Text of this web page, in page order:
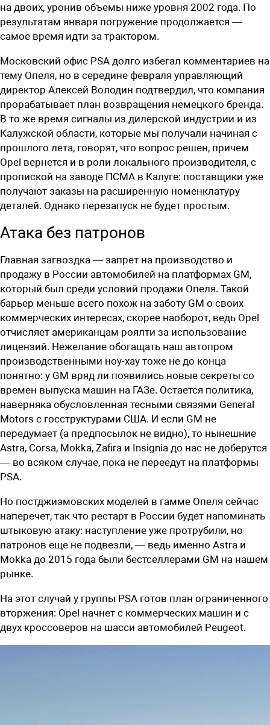
на двоих, уронив объемы ниже уровня 2002 года. По
результатам января погружение продолжается —
самое время идти за трактором.
Московский офис PSA долго избегал комментариев на
тему Опеля, но в середине февраля управляющий
директор Алексей Володин подтвердил, что компания
прорабатывает план возвращения немецкого бренда.
В то же время сигналы из дилерской индустрии и из
Калужской области, которые мы получали начиная с
прошлого лета, говорят, что вопрос решен, причем
Opel вернется и в роли локального производителя, с
пропиской на заводе ПСМА в Калуге: поставщики уже
получают заказы на расширенную номенклатуру
деталей. Однако перезапуск не будет простым.
Атака без патронов
Главная загвоздка — запрет на производство и
продажу в России автомобилей на платформах GM,
который был среди условий продажи Опеля. Такой
барьер меньше всего похож на заботу GM о своих
коммерческих интересах, скорее наоборот, ведь Opel
отчисляет американцам роялти за использование
лицензий. Нежелание обогащать наш автопром
производственными ноу-хау тоже не до конца
понятно: у GM вряд ли появились новые секреты со
времен выпуска машин на ГАЗе. Остается политика,
наверняка обусловленная тесными связями General
Motors с госструктурами США. И если GM не
передумает (а предпосылок не видно), то нынешние
Astra, Corsa, Mokka, Zafira и Insignia до нас не доберутся
— во всяком случае, пока не переедут на платформы
PSA.
Но постджиэмовских моделей в гамме Опеля сейчас
наперечет, так что рестарт в России будет напоминать
штыковую атаку: наступление уже протрубили, но
патронов еще не подвезли, — ведь именно Astra и
Mokka до 2015 года были бестселлерами GM на нашем
рынке.
На этот случай у группы PSA готов план ограниченного
вторжения: Opel начнет с коммерческих машин и с
двух кроссоверов на шасси автомобилей Peugeot.